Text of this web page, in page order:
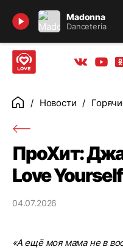
Madonna
Danceteria
Найти
Вконтакте
ГлавнаяНовости
ПроХит:
Love Yourself
04.07.2026
«А ещё моя мама не в